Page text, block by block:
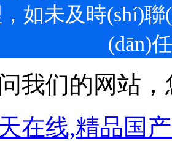
如未及時(shí)聯
(dān)
我们的网站
在线,精品国